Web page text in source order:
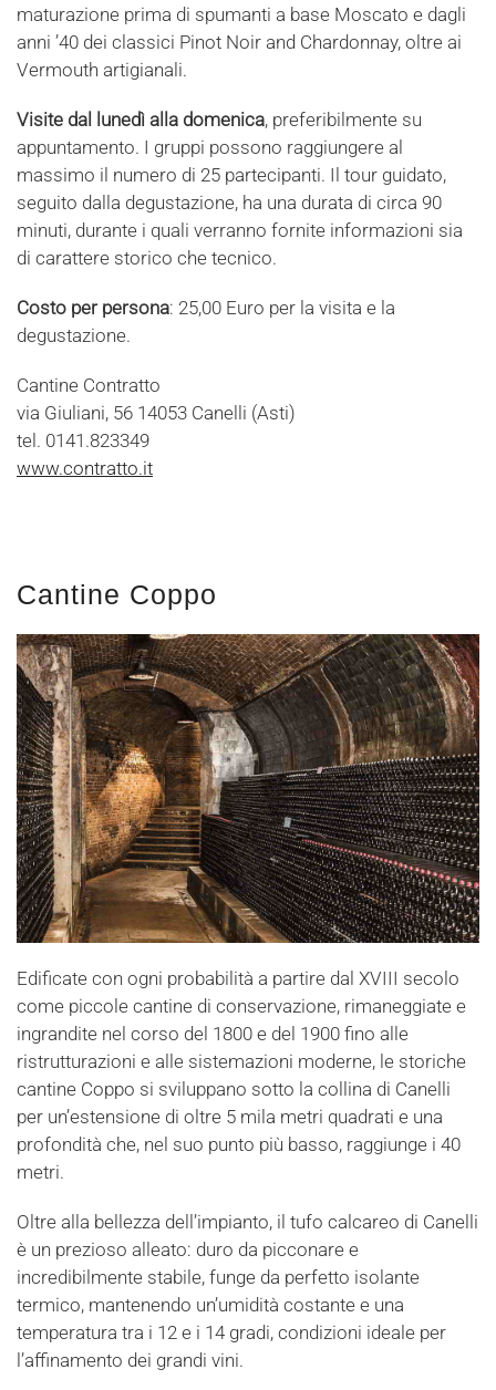
maturazione prima di spumanti a base Moscato e dagli
anni ’40 dei classici Pinot Noir and Chardonnay, oltre ai
Vermouth artigianali.
Visite dal lunedì alla domenica, preferibilmente su
appuntamento. I gruppi possono raggiungere al
massimo il numero di 25 partecipanti. Il tour guidato,
seguito dalla degustazione, ha una durata di circa 90
minuti, durante i quali verranno fornite informazioni sia
di carattere storico che tecnico.
Costo per persona: 25,00 Euro per la visita e la
degustazione.
Cantine Contratto
via Giuliani, 56 14053 Canelli (Asti)
tel. 0141.823349
www.contratto.it
Cantine Coppo
Edificate con ogni probabilità a partire dal XVIII secolo
come piccole cantine di conservazione, rimaneggiate e
ingrandite nel corso del 1800 e del 1900 fino alle
ristrutturazioni e alle sistemazioni moderne, le storiche
cantine Coppo si sviluppano sotto la collina di Canelli
per un’estensione di oltre 5 mila metri quadrati e una
profondità che, nel suo punto più basso, raggiunge i 40
metri.
Oltre alla bellezza dell’impianto, il tufo calcareo di Canelli
è un prezioso alleato: duro da picconare e
incredibilmente stabile, funge da perfetto isolante
termico, mantenendo un’umidità costante e una
temperatura tra i 12 e i 14 gradi, condizioni ideale per
l’affinamento dei grandi vini.